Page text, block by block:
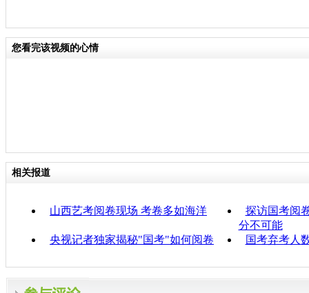
您看完该视频的心情
相关报道
山西艺考阅卷现场 考卷多如海洋
探访国考阅
分不可能
央视记者独家揭秘"国考"如何阅卷
国考弃考人